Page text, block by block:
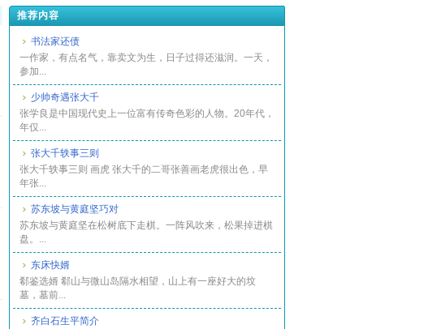
返回首页
推荐内容
书法家还债
一作家，有点名气，靠卖文为生，日子过得还滋润。一天，
参加...
少帅奇遇张大千
张学良是中国现代史上一位富有传奇色彩的人物。20年代，
年仅...
张大千轶事三则
张大千轶事三则 画虎 张大千的二哥张善画老虎很出色，早
年张...
苏东坡与黄庭坚巧对
苏东坡与黄庭坚在松树底下走棋。一阵风吹来，松果掉进棋
盘。...
东床快婿
郗鉴选婿 郗山与微山岛隔水相望，山上有一座好大的坟
墓，墓前...
齐白石生平简介